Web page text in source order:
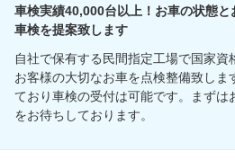
車検実績40,000台以上！お車の状態
車検を提案致します
自社で保有する民間指定工場で国家
お客様の大切なお車を点検整備致しま
ており車検の受付は可能です。まずは
をお待ちしております。